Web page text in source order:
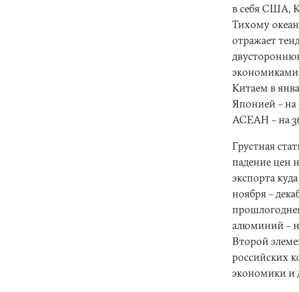
в себя США,
Тихому
отражает
Китаем в
Японией – на
АСЕАН – на
Грустная
падение цен
экспорта
ноября –
алюминий –
Второй
российских
экономики и